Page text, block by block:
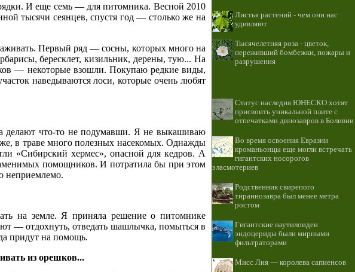
И еще семь — для питомника. Весной 2010
тысячи сеянцев, спустя год — столько же на
Первый ряд — сосны, которых много на
бересклет, кизильник, дерены, тую... На
— некоторые взошли. Покупаю редкие виды,
наведываются лоси, которые очень любят
делают что-то не подумавши. Я не выкашиваю
в траве много полезных насекомых. Однажды
«Сибирский хермес», опасной для кедров. А
помощников. И потратила бы при этом
неприемлемо.
на земле. Я приняла решение о питомнике
— отдохнуть, отведать шашлычка, помыться в
придут на помощь.
из орешков...
Листья растений - чем они нас
удивляют
Тысячелетняя роза - цветок,
переживший бомбежки, пожары и
разрушения
Статус наследия ЮНЕСКО хотят
присвоить уникальной плите с
отпечатками динозавров в Боливии
Во время освоения Евразии
кроманьонцы еще могли встречать
гигантских носорогов
эласмотериев
Родственник свирепого
тираннозавра был менее метра
ростом
Гигантские наутилоидеи
эндоцериды были мирными
фильтраторами
Мисс Лия — королева сапиенсов